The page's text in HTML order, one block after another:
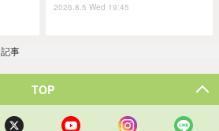
2026.8.5 Wed 19:45
記事
TOP